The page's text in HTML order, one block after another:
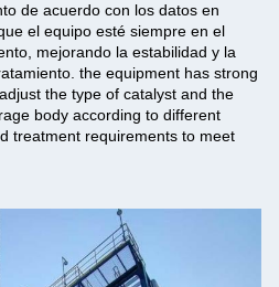
de acuerdo con los datos en
el equipo esté siempre en el
mejorando la estabilidad y la
the equipment has strong
the type of catalyst and the
body according to different
treatment requirements to meet